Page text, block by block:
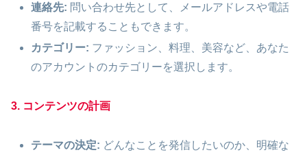
連絡先: 問い合わせ先として、メールアドレスや電話
番号を記載することもできます。
カテゴリー: ファッション、料理、美容など、あなた
のアカウントのカテゴリーを選択します。
3. コンテンツの計画
テーマの決定: どんなことを発信したいのか、明確な